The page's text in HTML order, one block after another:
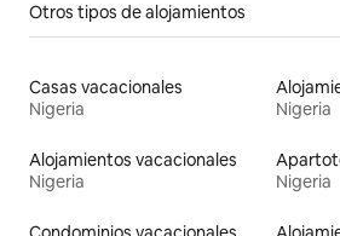
Otros tipos de alojamientos
Casas vacacionales
Nigeria
Nigeria
Alojamientos vacacionales
Nigeria
Nigeria